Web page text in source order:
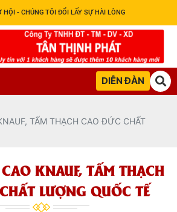
HỘI - CHÚNG TÔI ĐỔI LẤY SỰ HÀI LÒNG
DIỄN ĐÀN
TẤM THẠCH CAO ĐỨC CHẤT
KNAUF, TẤM THẠCH
LƯỢNG QUỐC TẾ